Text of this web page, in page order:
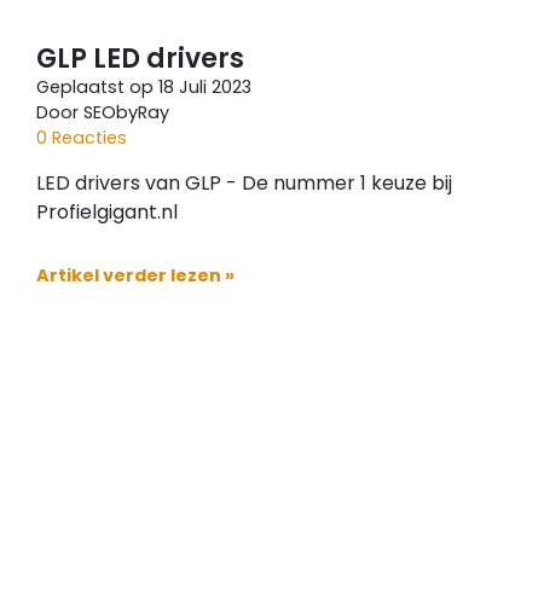
GLP LED drivers
Geplaatst op 18 Juli 2023
Door SEObyRay
0 Reacties
LED drivers van GLP - De nummer 1 keuze bij
Profielgigant.nl
Artikel verder lezen »